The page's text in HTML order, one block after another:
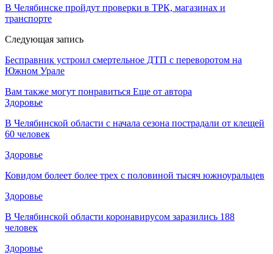
В Челябинске пройдут проверки в ТРК, магазинах и
транспорте
Следующая запись
Бесправник устроил смертельное ДТП с переворотом на
Южном Урале
Вам также могут понравиться Еще от автора
Здоровье
В Челябинской области с начала сезона пострадали от клещей
60 человек
Здоровье
Ковидом болеет более трех с половиной тысяч южноуральцев
Здоровье
В Челябинской области коронавирусом заразились 188
человек
Здоровье